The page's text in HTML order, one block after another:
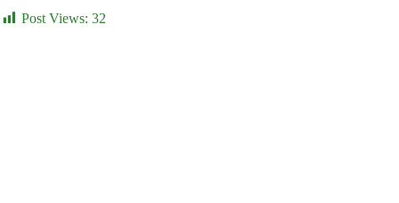
Post Views: 32